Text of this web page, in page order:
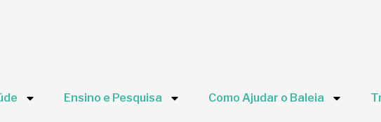
Ensino e Pesquisa Como Ajudar o Baleia